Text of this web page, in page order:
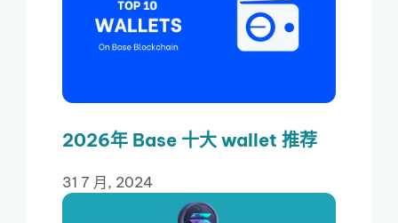
2026年 Base 十大 wallet 推荐
31 7 月, 2024